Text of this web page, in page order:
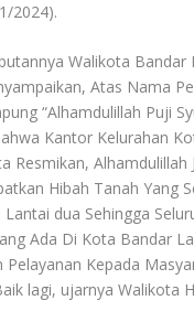
2024).
Walikota Bandar
Atas Nama
“Alhamdulillah Puji
Kantor Kelurahan
Resmikan, Alhamdulillah
Hibah Tanah Yang
Lantai dua Sehingga
Ada Di Kota Bandar
Pelayanan Kepada
lagi, ujarnya Walikota